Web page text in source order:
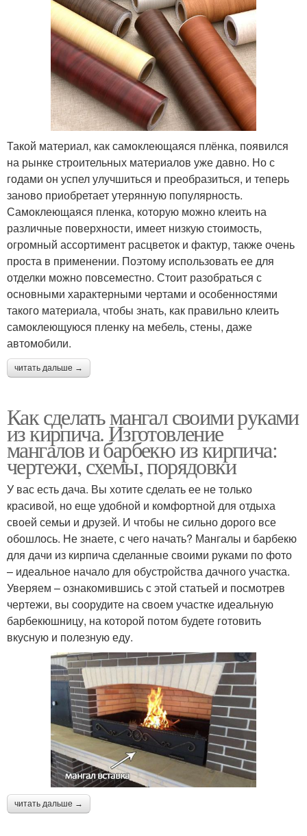
Такой материал, как самоклеющаяся плёнка, появился
на рынке строительных материалов уже давно. Но с
годами он успел улучшиться и преобразиться, и теперь
заново приобретает утерянную популярность.
Самоклеющаяся пленка, которую можно клеить на
различные поверхности, имеет низкую стоимость,
огромный ассортимент расцветок и фактур, также очень
проста в применении. Поэтому использовать ее для
отделки можно повсеместно. Стоит разобраться с
основными характерными чертами и особенностями
такого материала, чтобы знать, как правильно клеить
самоклеющуюся пленку на мебель, стены, даже
автомобили.
читать дальше →
Как сделать мангал своими руками
из кирпича. Изготовление
мангалов и барбекю из кирпича:
чертежи, схемы, порядовки
У вас есть дача. Вы хотите сделать ее не только
красивой, но еще удобной и комфортной для отдыха
своей семьи и друзей. И чтобы не сильно дорого все
обошлось. Не знаете, с чего начать? Мангалы и барбекю
для дачи из кирпича сделанные своими руками по фото
– идеальное начало для обустройства дачного участка.
Уверяем – ознакомившись с этой статьей и посмотрев
чертежи, вы соорудите на своем участке идеальную
барбекюшницу, на которой потом будете готовить
вкусную и полезную еду.
читать дальше →